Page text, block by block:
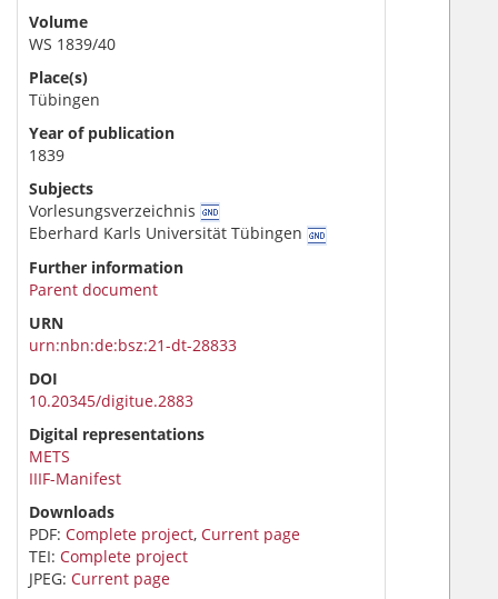
Volume
WS 1839/40
Place(s)
Tübingen
Year of publication
1839
Subjects
Vorlesungsverzeichnis
Eberhard Karls Universität Tübingen
Further information
Parent document
URN
urn:nbn:de:bsz:21-dt-28833
DOI
10.20345/digitue.2883
Digital representations
METS
IIIF-Manifest
Downloads
PDF: Complete project, Current page
TEI: Complete project
JPEG: Current page